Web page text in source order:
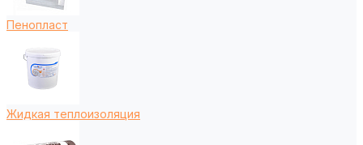
Пенопласт
Жидкая теплоизоляция